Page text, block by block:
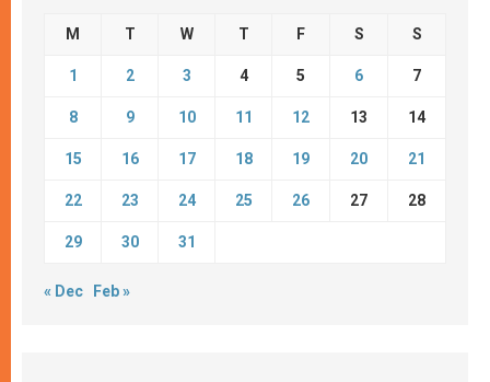
M T W T F S S
1 2 3 4 5 6 7
8 9 10 11 12 13 14
15 16 17 18 19 20 21
22 23 24 25 26 27 28
29 30 31
« Dec Feb »